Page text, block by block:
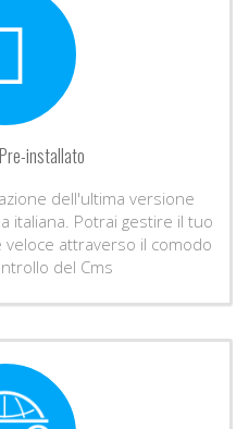
installato
dell'ultima versione
italiana. Potrai gestire il tuo
attraverso il comodo
del Cms